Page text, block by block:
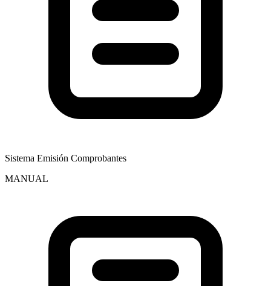
Sistema Emisión Comprobantes
MANUAL